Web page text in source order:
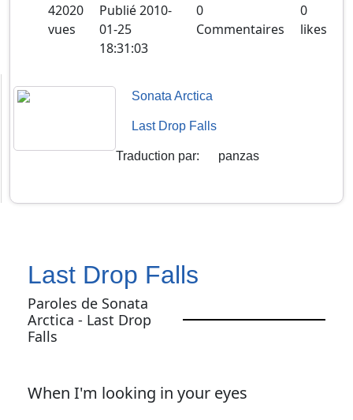
42020
vues
Publié2010-
01-25
18:31:03
0
Commentaires
0
likes
Sonata Arctica
Last Drop Falls
Traduction par: panzas
Last Drop Falls
Paroles de Sonata
Arctica - Last Drop
Falls
When I'm looking in your eyes